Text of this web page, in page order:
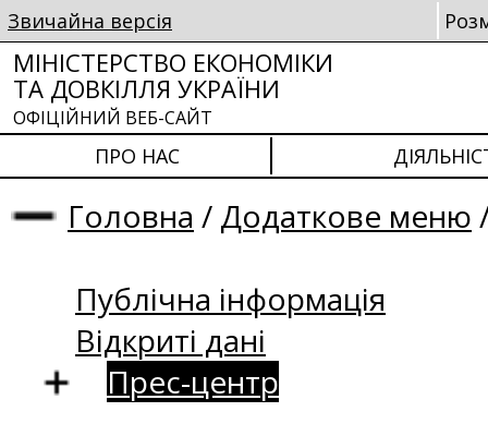
Звичайна версія
МІНІСТЕРСТВО ЕКОНОМІКИ
ТА ДОВКІЛЛЯ УКРАЇНИ
ОФІЦІЙНИЙ ВЕБ-САЙТ
ПРО НАС
Головна / Додаткове меню
Публічна інформація
Відкриті дані
Прес-центр